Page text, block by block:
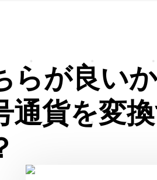
らが良いか
通貨を変